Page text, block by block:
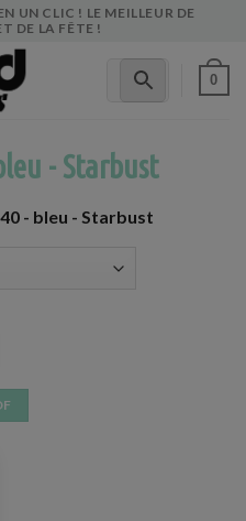
UN CLIC ! LE MEILLEUR DE
DE LA FÊTE !
0
- Starbust
- bleu - Starbust